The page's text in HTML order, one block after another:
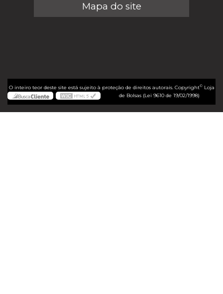
Mapa do site
O inteiro teor deste site está sujeito à proteção de direitos autorais. Copyright©Loja
de Bolsas (Lei 9610 de 19/02/1998)